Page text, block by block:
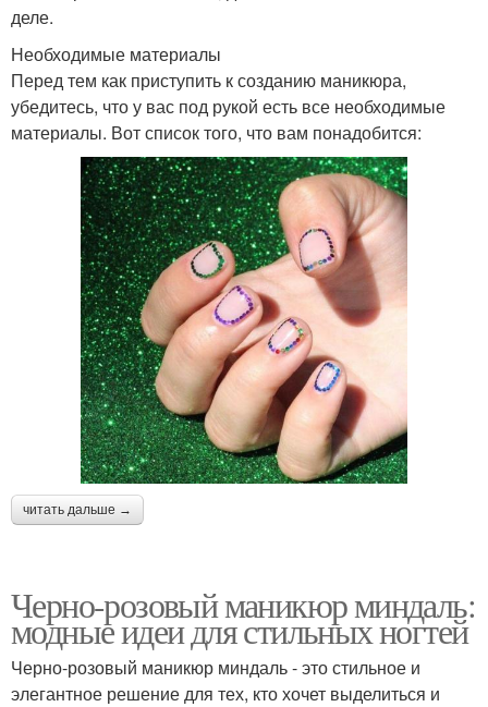
деле.
Необходимые материалы
Перед тем как приступить к созданию маникюра,
убедитесь, что у вас под рукой есть все необходимые
материалы. Вот список того, что вам понадобится:
читать дальше →
Черно-розовый маникюр миндаль:
модные идеи для стильных ногтей
Черно-розовый маникюр миндаль - это стильное и
элегантное решение для тех, кто хочет выделиться и